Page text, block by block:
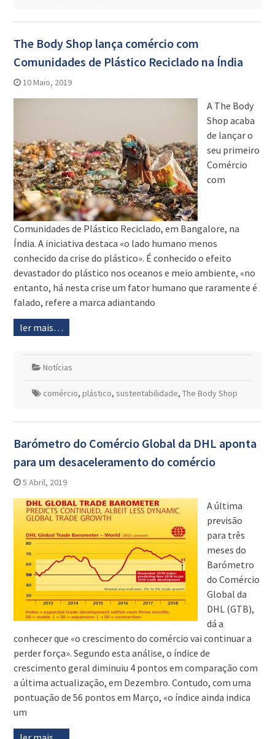
The Body Shop lança comércio com
Comunidades de Plástico Reciclado na Índia
10 Maio, 2019
A The Body
Shop acaba
de lançar o
seu primeiro
Comércio
com
Comunidades de Plástico Reciclado, em Bangalore, na
Índia. A iniciativa destaca «o lado humano menos
conhecido da crise do plástico». É conhecido o efeito
devastador do plástico nos oceanos e meio ambiente, «no
entanto, há nesta crise um fator humano que raramente é
falado, refere a marca adiantando
ler mais…
Notícias
comércio, plástico, sustentabilidade, The Body Shop
Barómetro do Comércio Global da DHL aponta
para um desaceleramento do comércio
5 Abril, 2019
A última
previsão
para três
meses do
Barómetro
do Comércio
Global da
DHL (GTB),
dá a
conhecer que «o crescimento do comércio vai continuar a
perder força». Segundo esta análise, o índice de
crescimento geral diminuiu 4 pontos em comparação com
a última actualização, em Dezembro. Contudo, com uma
pontuação de 56 pontos em Março, «o índice ainda indica
um